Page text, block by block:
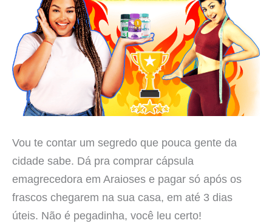
Vou te contar um segredo que pouca gente da
cidade sabe. Dá pra comprar cápsula
emagrecedora em Araioses e pagar só após os
frascos chegarem na sua casa, em até 3 dias
úteis. Não é pegadinha, você leu certo!